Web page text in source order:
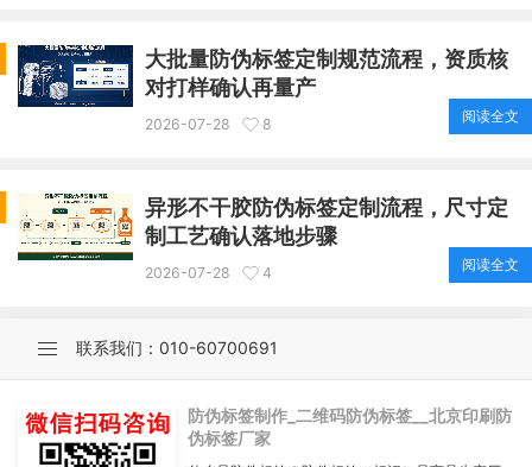
大批量防伪标签定制规范流程，资质核
对打样确认再量产
阅读全文
2026-07-28 8
异形不干胶防伪标签定制流程，尺寸定
制工艺确认落地步骤
阅读全文
2026-07-28 4
联系我们：010-60700691
防伪标签制作_二维码防伪标签__北京印刷防
伪标签厂家